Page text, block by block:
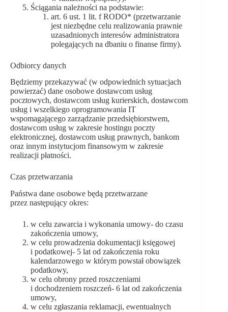
Ściągania należności na podstawie:
art. 6 ust. 1 lit. f RODO* (przetwarzanie
jest niezbędne celu realizowania prawnie
uzasadnionych interesów administratora
polegających na dbaniu o finanse firmy).
Odbiorcy danych
Będziemy przekazywać (w odpowiednich sytuacjach
powierzać) dane osobowe dostawcom usług
pocztowych, dostawcom usług kurierskich, dostawcom
usług i wszelkiego oprogramowania IT
wspomagającego zarządzanie przedsiębiorstwem,
dostawcom usług w zakresie hostingu poczty
elektronicznej, dostawcom usług prawnych, bankom
oraz innym instytucjom finansowym w zakresie
realizacji płatności.
Czas przetwarzania
Państwa dane osobowe będą przetwarzane
przez następujący okres:
w celu zawarcia i wykonania umowy- do czasu
zakończenia umowy,
w celu prowadzenia dokumentacji księgowej
i podatkowej- 5 lat od zakończenia roku
kalendarzowego w którym powstał obowiązek
podatkowy,
w celu obrony przed roszczeniami
i dochodzeniem roszczeń- 6 lat od zakończenia
umowy,
w celu zgłaszania reklamacji, ewentualnych